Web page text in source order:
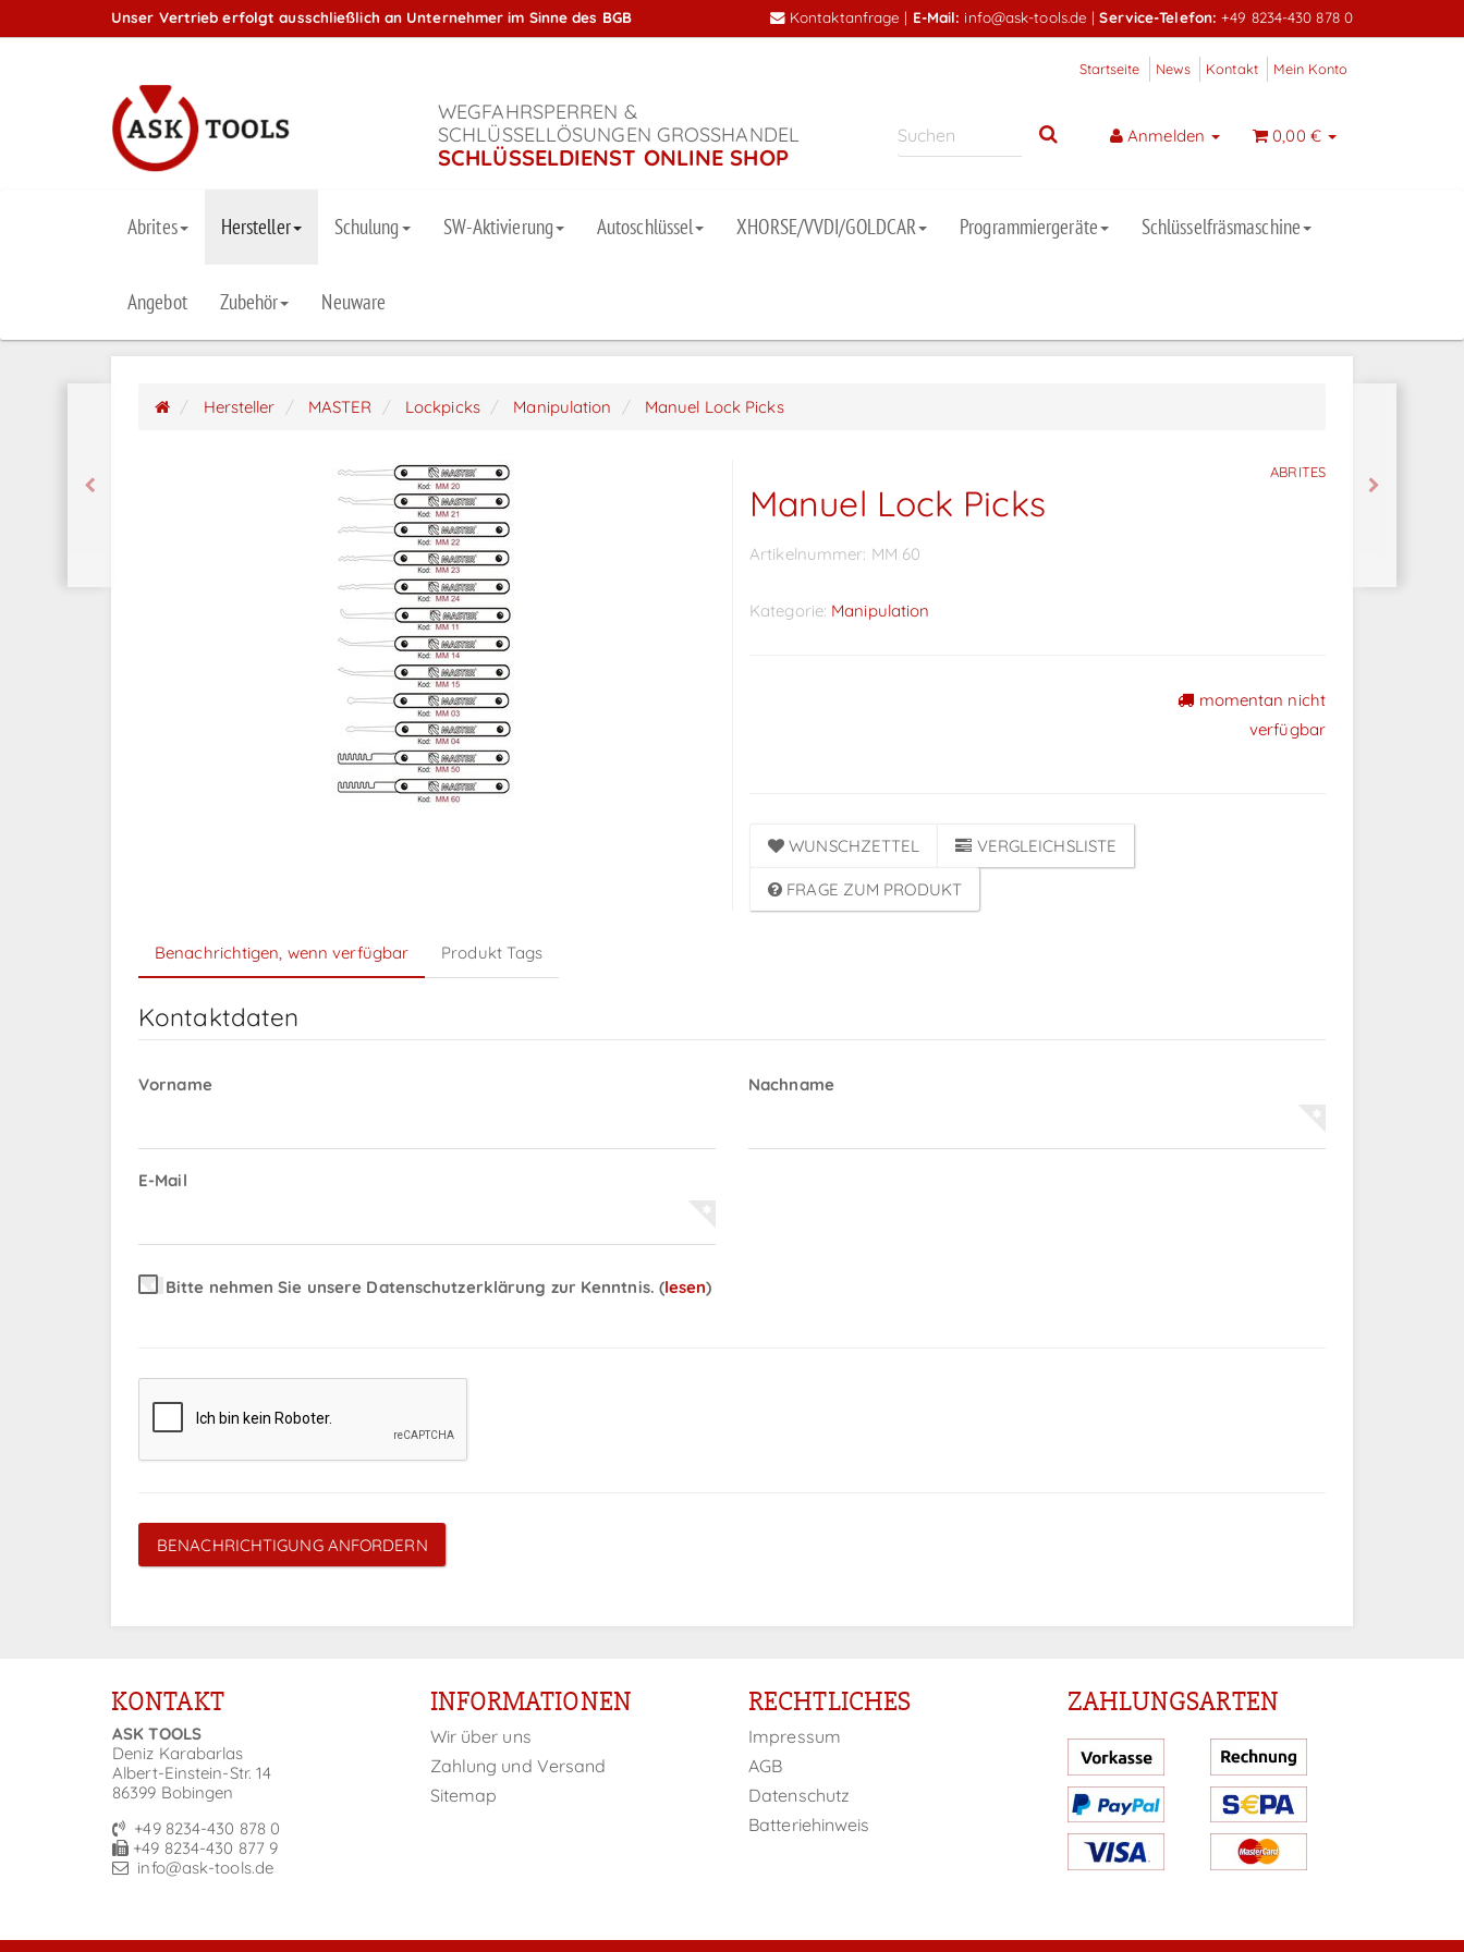
Unser Vertrieb erfolgt ausschließlich an Unternehmer im Sinne des BGB Kontaktanfrage | E-Mail: info@ask-tools.de |Service-Telefon: +49 8234-430 878 0
Startseite News Kontakt Mein Konto
WEGFAHRSPERREN &
SCHLÜSSELLÖSUNGEN GROSSHANDEL
SCHLÜSSELDIENST ONLINE SHOP
Anmelden 0,00 €
Abrites Hersteller Schulung SW-Aktivierung Autoschlüssel XHORSE/VVDI/GOLDCAR Programmiergeräte Schlüsselfräsmaschine
Angebot Zubehör Neuware
Hersteller MASTER Lockpicks Manipulation Manuel Lock Picks
ABRITES
Manuel Lock Picks
Artikelnummer: MM 60
Kategorie: Manipulation
momentan nicht
verfügbar
WUNSCHZETTEL VERGLEICHSLISTE
FRAGE ZUM PRODUKT
Benachrichtigen, wenn verfügbar Produkt Tags
Kontaktdaten
Vorname Nachname
E-Mail
Bitte nehmen Sie unsere Datenschutzerklärung zur Kenntnis. (lesen)
BENACHRICHTIGUNG ANFORDERN
KONTAKT
ASK TOOLS
Deniz Karabarlas
Albert-Einstein-Str. 14
86399 Bobingen
+49 8234-430 878 0
+49 8234-430 877 9
info@ask-tools.de
INFORMATIONEN
Wir über uns
Zahlung und Versand
Sitemap
RECHTLICHES
Impressum
AGB
Datenschutz
Batteriehinweis
ZAHLUNGSARTEN